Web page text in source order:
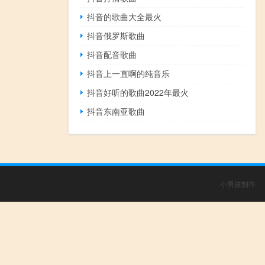
抖音的歌曲大全最火
抖音俄罗斯歌曲
抖音配音歌曲
抖音上一直啊的纯音乐
抖音好听的歌曲2022年最火
抖音东南亚歌曲
小男孩制作